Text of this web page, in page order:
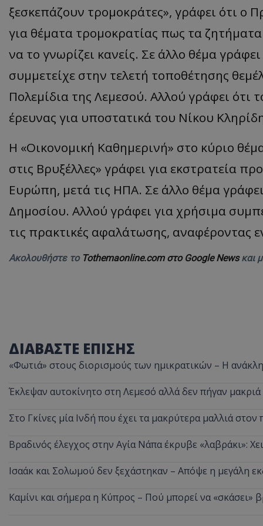
ξεσκεπάζουν τρομοκράτες», γράφει ότι ο
για θέματα τρομοκρατίας πως τα
να το γνωρίζει κανείς. Σε άλλο θέμα
συμμετείχε στην τελετή τοποθέτησης
Πολεμίδια της Λεμεσού. Αλλού γράφει
έρευνας για υποστατικά του Νίκου
Η «Οικονομική Καθημερινή» στο κύριο
στις Βρυξέλλες» γράφει για εκστρατεία
Ευρώπη, μετά τις ΗΠΑ. Σε άλλο θέμα
Δημοσίου. Αλλού γράφει για χρήσιμα
τις πρακτικές αφαλάτωσης, αναφέροντας
Ακολουθήστε το Tothemaonline.com στο Google Newsκαι
ΔΙΑΒΑΣΤΕ ΕΠΙΣΗΣ
«Φωτιά» στους διορισμούς των ημικρατικών – Η
Έκλεψαν αυτοκίνητο στη Λεμεσό αλλά δεν πήγαν
Στο Γκίνες μία Ινδή που έχει τα μακρύτερα μαλλιά
Βραδινός έλεγχος στην Αγία Νάπα έκρυβε «λαβράκι»:
Ισαάκ και Σολωμού δεν ξεχάστηκαν – Απόψε η μεγάλη
Καμίνι και σήμερα η Κύπρος – Πού μπορεί να «σκάσει»
__cf_bm
__cf_bm
msToken